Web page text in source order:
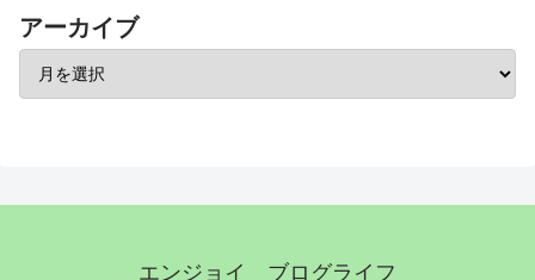
アーカイブ
エンジョイ ブログライフ